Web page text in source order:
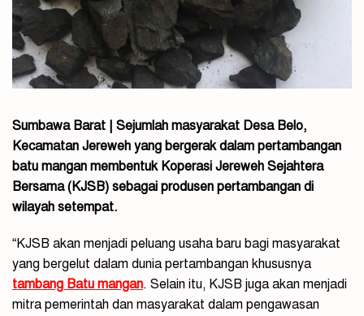
Sumbawa Barat | Sejumlah masyarakat Desa Belo,
Kecamatan Jereweh yang bergerak dalam pertambangan
batu mangan membentuk Koperasi Jereweh Sejahtera
Bersama (KJSB) sebagai produsen pertambangan di
wilayah setempat.
“KJSB akan menjadi peluang usaha baru bagi masyarakat
yang bergelut dalam dunia pertambangan khususnya
tambang Batu mangan. Selain itu, KJSB juga akan menjadi
mitra pemerintah dan masyarakat dalam pengawasan